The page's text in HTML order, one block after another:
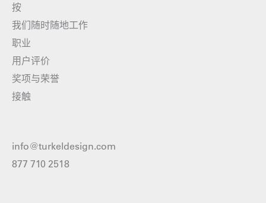
按
我们随时随地工作
职业
用户评价
奖项与荣誉
接触
info@turkeldesign.com
877 710 2518